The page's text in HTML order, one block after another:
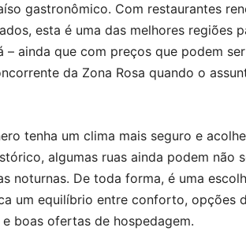
gastronômico. Com restaurantes
esta é uma das melhores regiões
– ainda que com preços que podem
da Zona Rosa quando o
tenha um clima mais seguro e
algumas ruas ainda podem não
noturnas. De toda forma, é uma
um equilíbrio entre conforto, opções
boas ofertas de hospedagem.